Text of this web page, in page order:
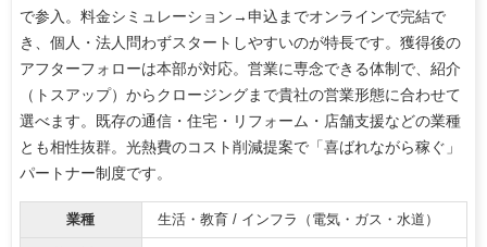
で参入。料金シミュレーション→申込までオンラインで完結で
き、個人・法人問わずスタートしやすいのが特長です。獲得後の
アフターフォローは本部が対応。営業に専念できる体制で、紹介
（トスアップ）からクロージングまで貴社の営業形態に合わせて
選べます。既存の通信・住宅・リフォーム・店舗支援などの業種
とも相性抜群。光熱費のコスト削減提案で「喜ばれながら稼ぐ」
パートナー制度です。
業種 生活・教育 / インフラ（電気・ガス・水道）